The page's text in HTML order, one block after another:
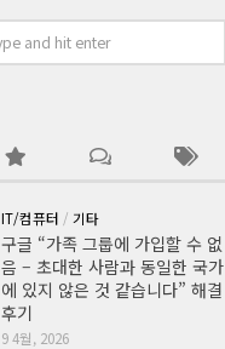
IT/컴퓨터 / 기타
구글 “가족 그룹에 가입할 수 없
음 – 초대한 사람과 동일한 국가
에 있지 않은 것 같습니다” 해결
후기
9 4월, 2026